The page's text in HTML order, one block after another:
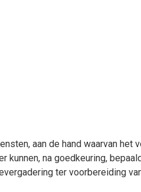
aan de hand waarvan het
kunnen, na goedkeuring,
ter voorbereiding